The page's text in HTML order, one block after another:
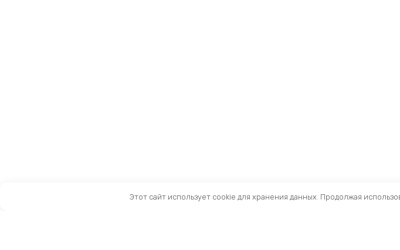
Этот сайт использует cookie для хранения данных. Продолжая